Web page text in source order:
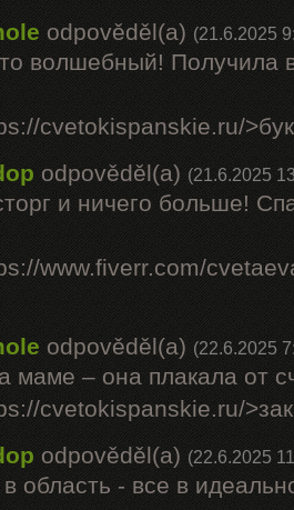
odpověděl(a)(21.6.2025
волшебный! Получила
cvetokispanskie.ru/
odpověděl(a) (21.6.2025
и ничего больше!
www.fiverr.com/
odpověděl(a) (22.6.2025
маме – она плакала от
cvetokispanskie.ru/
odpověděl(a) (22.6.2025
область - все в